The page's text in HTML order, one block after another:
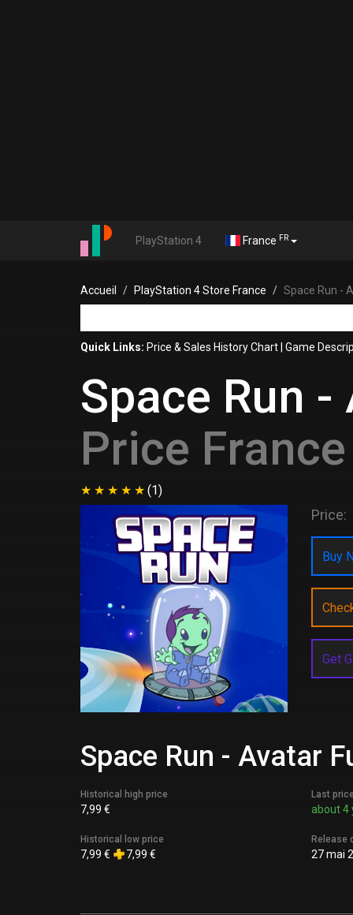
PlayStation 4 France FR
Accueil PlayStation 4 Store France Space Run -
Quick Links: Price & Sales History Chart Game
Space Run
Price France
(1)
Price:
Buy
Get
Space Run - Avatar
Historical high price
7,99 €
Historical low price
7,99 € 7,99 €
Last
about 4
Release
27 mai